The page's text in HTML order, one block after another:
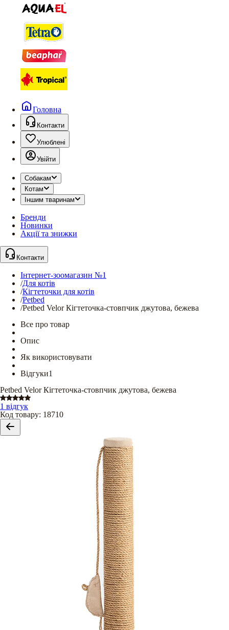
Головна
Контакти
Улюблені
Увійти
Собакам
Котам
Іншим тваринам
Бренди
Новинки
Акції та знижки
Контакти
Інтернет-зоомагазин №1
/Для котів
/Кігтеточки для котів
/Petbed
/Petbed Velor Кігтеточка-стовпчик джутова, бежева
Все про товар
Опис
Як використовувати
Відгуки1
Petbed Velor Кігтеточка-стовпчик джутова, бежева
1 відгук
Код товару: 18710